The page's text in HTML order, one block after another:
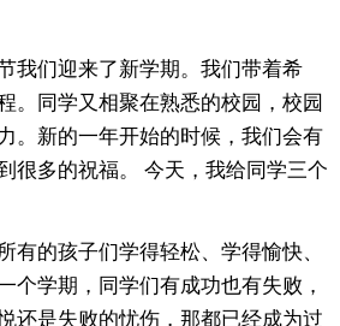
我们迎来了新学期。我们带着希
。同学又相聚在熟悉的校园，校园
。新的一年开始的时候，我们会有
很多的祝福。 今天，我给同学三个
有的孩子们学得轻松、学得愉快、
个学期，同学们有成功也有失败，
还是失败的忧伤，那都已经成为过